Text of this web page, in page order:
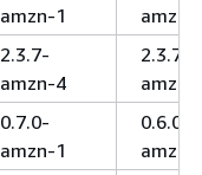
amzn-1
amzn-
2.3.7-
amzn-4
2.3.7-
amzn-
0.7.0-
amzn-1
0.6.0-
amzn-